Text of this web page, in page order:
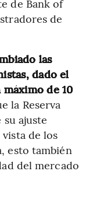
de Bank of
de
las
dado el
de 10
la Reserva
ajuste
de los
esto también
del mercado